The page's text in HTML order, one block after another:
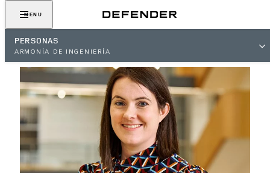
MENU
PERSONAS
ARMONÍA DE INGENIERÍA